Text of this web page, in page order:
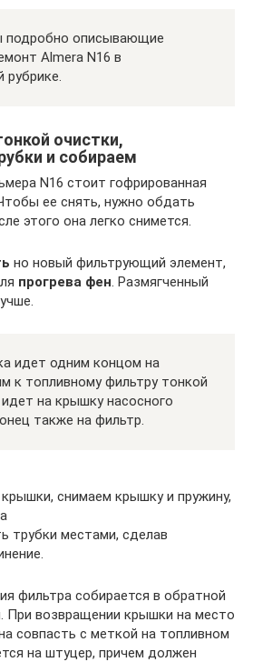
подробно описывающие
Almera N16 в
очистки,
и собираем
N16 стоит гофрированная
ее снять, нужно обдать
этого она легко снимется.
но новый фильтрующий элемент,
прогрева фен . Размягченный
идет одним концом на
к топливному фильтру тонкой
на крышку насосного
также на фильтр.
снимаем крышку и пружину,
трубки местами, сделав
фильтра собирается в обратной
При возвращении крышки на место
совпасть с меткой на топливном
на штуцер, причем должен